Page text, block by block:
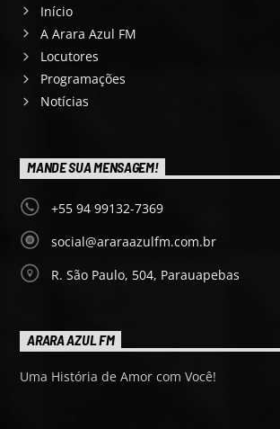
Início
A Arara Azul FM
Locutores
Programações
Notícias
MANDE SUA MENSAGEM!
+55 94 99132-7369
social@araraazulfm.com.br
R. São Paulo, 504, Parauapebas
ARARA AZUL FM
Uma História de Amor com Você!